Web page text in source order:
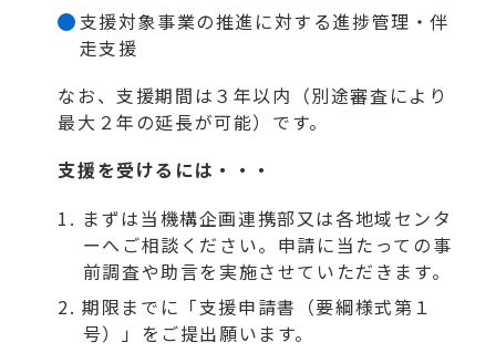
支援対象事業の推進に対する進捗管理・伴
走支援
なお、支援期間は３年以内（別途審査により
最大２年の延長が可能）です。
支援を受けるには・・・
まずは当機構企画連携部又は各地域センタ
ーへご相談ください。申請に当たっての事
前調査や助言を実施させていただきます。
期限までに「支援申請書（要綱様式第１
号）」をご提出願います。